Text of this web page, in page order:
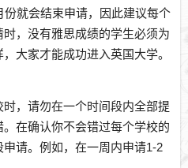
份就会结束申请，因此建议每个
，没有雅思成绩的学生必须为
大家才能成功进入英国大学。
，请勿在一个时间段内全部提
在确认你不会错过每个学校的
请。例如，在一周内申请1-2